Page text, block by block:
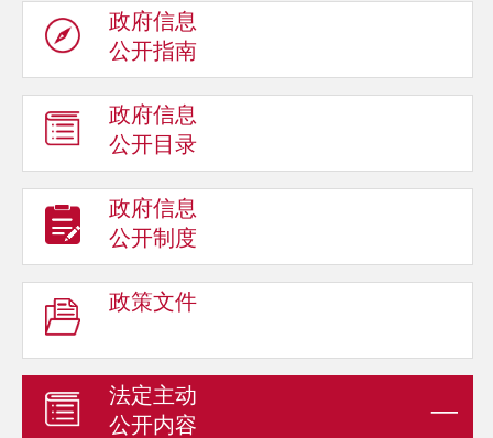
政府信息
公开指南
政府信息
公开目录
政府信息
公开制度
政策文件
法定主动
公开内容